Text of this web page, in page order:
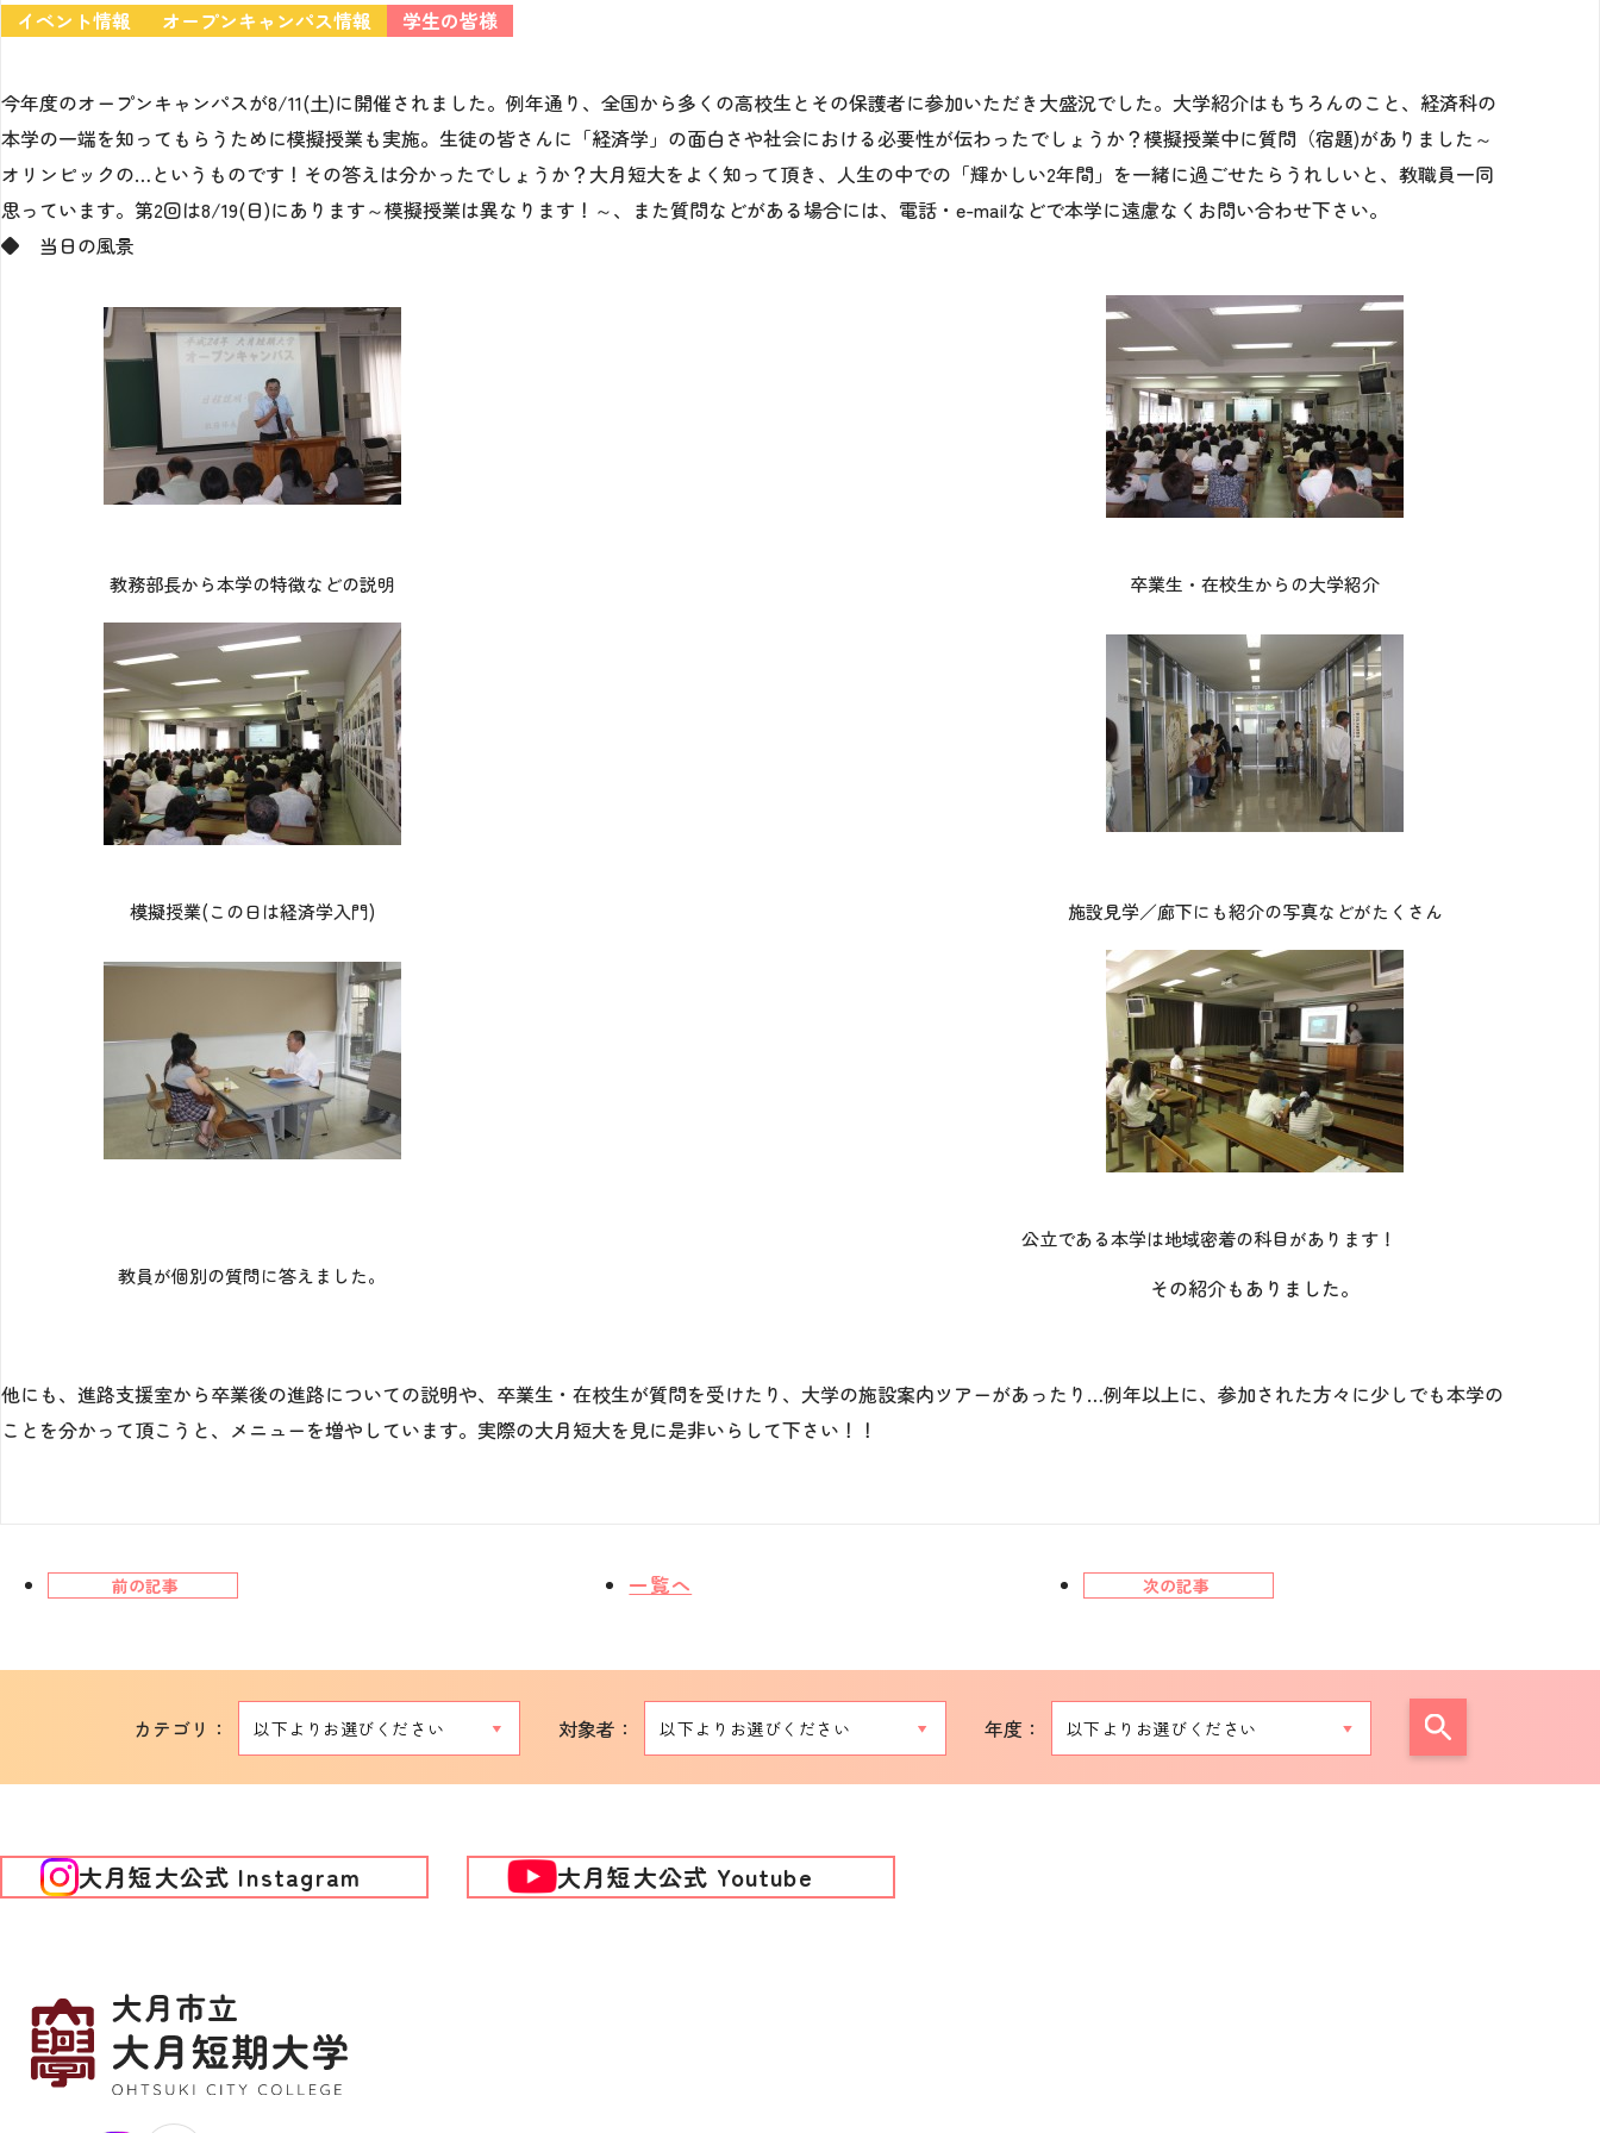
イベント情報 オープンキャンパス情報 学生の皆様
今年度のオープンキャンパスが8/11(土)に開催されました。例年通り、全国から多くの高校生とその保護者に参加いただき大盛況でした。大学紹介はもちろんのこと、経済科の
本学の一端を知ってもらうために模擬授業も実施。生徒の皆さんに「経済学」の面白さや社会における必要性が伝わったでしょうか？模擬授業中に質問（宿題)がありました～
オリンピックの…というものです！その答えは分かったでしょうか？大月短大をよく知って頂き、人生の中での「輝かしい2年間」を一緒に過ごせたらうれしいと、教職員一同
思っています。第2回は8/19(日)にあります～模擬授業は異なります！～、また質問などがある場合には、電話・e-mailなどで本学に遠慮なくお問い合わせ下さい。
◆ 当日の風景
教務部長から本学の特徴などの説明 卒業生・在校生からの大学紹介
模擬授業(この日は経済学入門) 施設見学／廊下にも紹介の写真などがたくさん
教員が個別の質問に答えました。
公立である本学は地域密着の科目があります！
その紹介もありました。
他にも、進路支援室から卒業後の進路についての説明や、卒業生・在校生が質問を受けたり、大学の施設案内ツアーがあったり…例年以上に、参加された方々に少しでも本学の
ことを分かって頂こうと、メニューを増やしています。実際の大月短大を見に是非いらして下さい！！
前の記事 一覧へ 次の記事
カテゴリ： 対象者： 年度：
大月短大公式 Instagram 大月短大公式 Youtube